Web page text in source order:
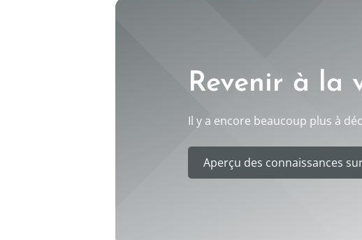
Revenir à la
Il y a encore beaucoup plus à
Aperçu des connaissances